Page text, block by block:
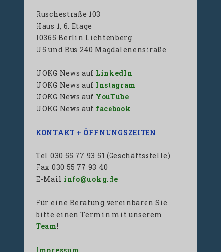
Ruschestraße 103
Haus 1, 6. Etage
10365 Berlin Lichtenberg
U5 und Bus 240 Magdalenenstraße
UOKG News auf LinkedIn
UOKG News auf Instagram
UOKG News auf YouTube
UOKG News auf facebook
KONTAKT + ÖFFNUNGSZEITEN
Tel 030 55 77 93 51 (Geschäftsstelle)
Fax 030 55 77 93 40
E-Mail info@uokg.de
Für eine Beratung vereinbaren Sie
bitte einen Termin mit unserem
Team!
Impressum